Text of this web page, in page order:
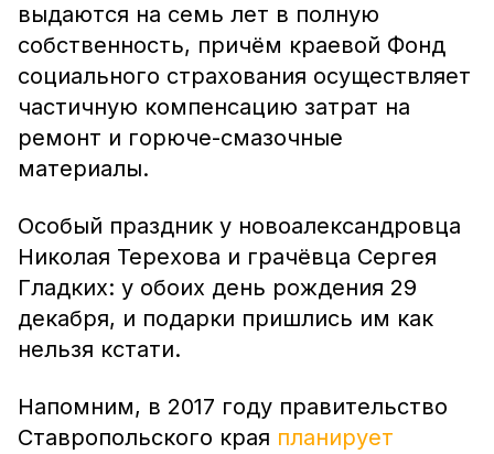
выдаются на семь лет в полную
собственность, причём краевой Фонд
социального страхования осуществляет
частичную компенсацию затрат на
ремонт и горюче-смазочные
материалы.
Особый праздник у новоалександровца
Николая Терехова и грачёвца Сергея
Гладких: у обоих день рождения 29
декабря, и подарки пришлись им как
нельзя кстати.
Напомним, в 2017 году правительство
Ставропольского края планирует